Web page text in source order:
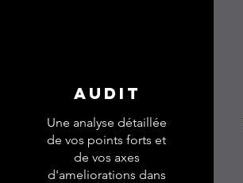
AUDIT
Une analyse détaillée
de vos points forts et
de vos axes
d'ameliorations dans